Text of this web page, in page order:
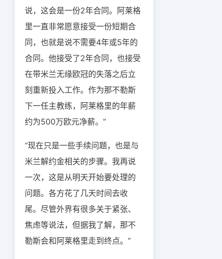
说，这会是一份2年合同。阿莱格
里一直非常愿意接受一份短期合
同，也就是说不需要4年或5年的
合同。他接受了2年合同，也接受
在带米兰无缘欧冠的失落之后立
刻重新投入工作。作为那不勒斯
下一任主教练，阿莱格里的年薪
约为500万欧元净薪。”
“现在只是一些手续问题，也是与
米兰解约金相关的步骤。我再说
一次，这是从明天开始要处理的
问题。各方花了几天时间去收
尾。尽管外界有很多关于紧张、
焦虑等说法，但据我了解，那不
勒斯会和阿莱格里走到终点。”